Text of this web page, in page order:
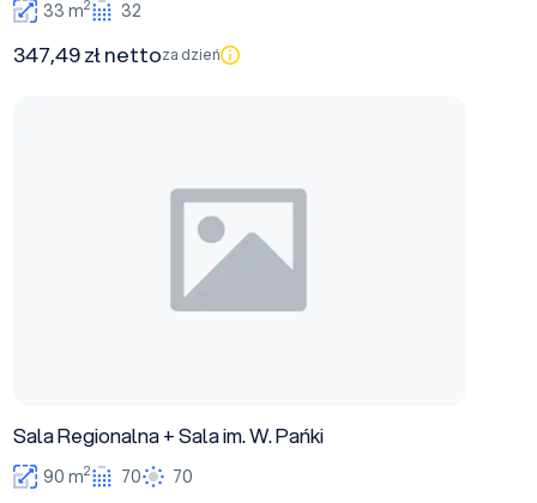
33 m2 32
347,49 zł nettoza dzień
Sala Regionalna + Sala im. W. Pańki
90 m2 70 70